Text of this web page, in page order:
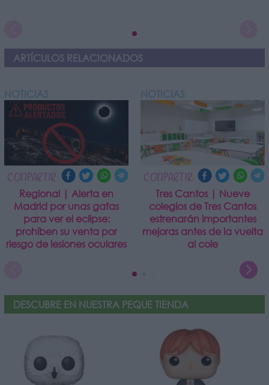
ARTÍCULOS RELACIONADOS
NOTICIAS
COMPARTIR:
Regional | Alerta en
Madrid por unas gafas
para ver el eclipse:
prohíben su venta por
riesgo de lesiones oculares
NOTICIAS
COMPARTIR:
Tres Cantos | Nueve
colegios de Tres Cantos
estrenarán importantes
mejoras antes de la vuelta
al cole
DESCUBRE EN NUESTRA PEQUE TIENDA